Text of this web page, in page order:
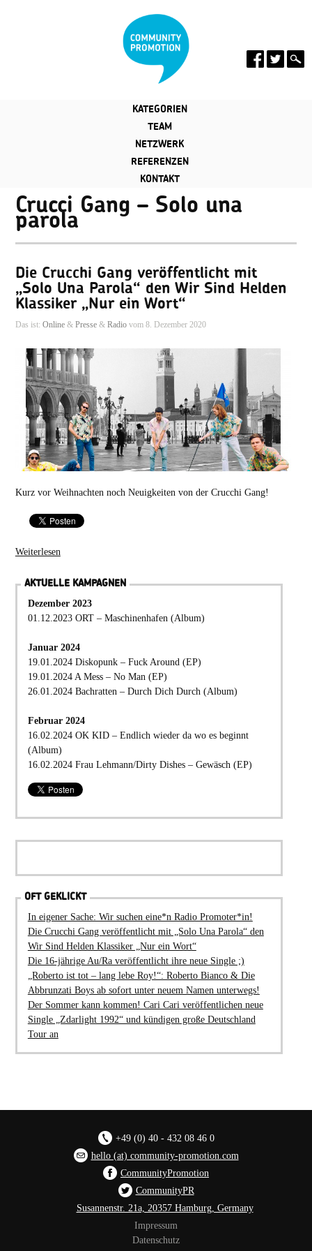
KATEGORIEN
TEAM
NETZWERK
REFERENZEN
KONTAKT
Crucci Gang – Solo una
parola
Die Crucchi Gang veröffentlicht mit
„Solo Una Parola“ den Wir Sind Helden
Klassiker „Nur ein Wort“
Das ist: Online& Presse& Radiovom 8. Dezember 2020
Kurz vor Weihnachten noch Neuigkeiten von der Crucchi Gang!
Weiterlesen
AKTUELLE KAMPAGNEN
Dezember 2023
01.12.2023 ORT – Maschinenhafen (Album)
Januar 2024
19.01.2024 Diskopunk – Fuck Around (EP)
19.01.2024 A Mess – No Man (EP)
26.01.2024 Bachratten – Durch Dich Durch (Album)
Februar 2024
16.02.2024 OK KID – Endlich wieder da wo es beginnt
(Album)
16.02.2024 Frau Lehmann/Dirty Dishes – Gewäsch (EP)
OFT GEKLICKT
In eigener Sache: Wir suchen eine*n Radio Promoter*in!
Die Crucchi Gang veröffentlicht mit „Solo Una Parola“ den
Wir Sind Helden Klassiker „Nur ein Wort“
Die 16-jährige Au/Ra veröffentlicht ihre neue Single ;)
„Roberto ist tot – lang lebe Roy!“: Roberto Bianco & Die
Abbrunzati Boys ab sofort unter neuem Namen unterwegs!
Der Sommer kann kommen! Cari Cari veröffentlichen neue
Single „Zdarlight 1992“ und kündigen große Deutschland
Tour an
+49 (0) 40 - 432 08 46 0
hello (at) community-promotion.com
CommunityPromotion
CommunityPR
Susannenstr. 21a, 20357 Hamburg, Germany
Impressum
Datenschutz